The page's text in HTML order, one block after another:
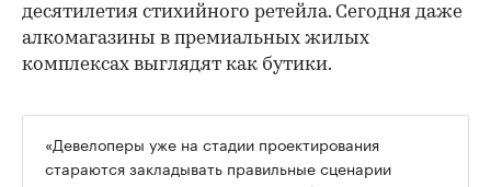
десятилетия стихийного ретейла. Сегодня даже
алкомагазины в премиальных жилых
комплексах выглядят как бутики.
«Девелоперы уже на стадии проектирования
стараются закладывать правильные сценарии